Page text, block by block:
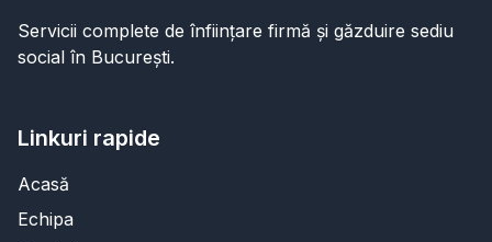
Servicii complete de înființare firmă și găzduire sediu
social în București.
Linkuri rapide
Acasă
Echipa